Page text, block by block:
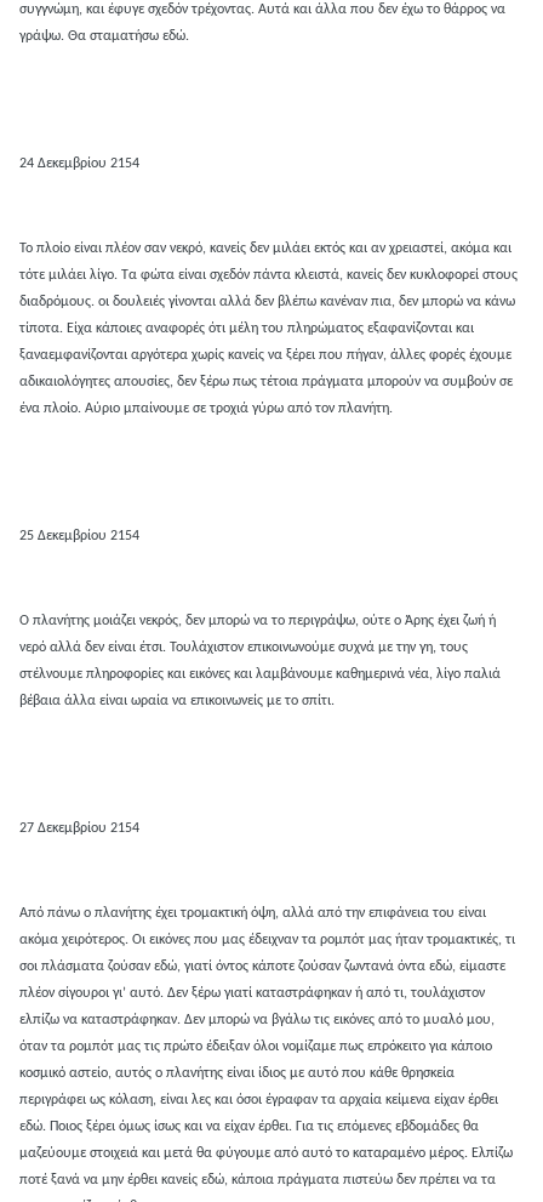
συγγνώμη, και έφυγε σχεδόν τρέχοντας. Αυτά και άλλα που δεν έχω το θάρρος να
γράψω. Θα σταματήσω εδώ.
24 Δεκεμβρίου 2154
Το πλοίο είναι πλέον σαν νεκρό, κανείς δεν μιλάει εκτός και αν χρειαστεί, ακόμα και
τότε μιλάει λίγο. Τα φώτα είναι σχεδόν πάντα κλειστά, κανείς δεν κυκλοφορεί στους
διαδρόμους. οι δουλειές γίνονται αλλά δεν βλέπω κανέναν πια, δεν μπορώ να κάνω
τίποτα. Είχα κάποιες αναφορές ότι μέλη του πληρώματος εξαφανίζονται και
ξαναεμφανίζονται αργότερα χωρίς κανείς να ξέρει που πήγαν, άλλες φορές έχουμε
αδικαιολόγητες απουσίες, δεν ξέρω πως τέτοια πράγματα μπορούν να συμβούν σε
ένα πλοίο. Αύριο μπαίνουμε σε τροχιά γύρω από τον πλανήτη.
25 Δεκεμβρίου 2154
Ο πλανήτης μοιάζει νεκρός, δεν μπορώ να το περιγράψω, ούτε ο Άρης έχει ζωή ή
νερό αλλά δεν είναι έτσι. Τουλάχιστον επικοινωνούμε συχνά με την γη, τους
στέλνουμε πληροφορίες και εικόνες και λαμβάνουμε καθημερινά νέα, λίγο παλιά
βέβαια άλλα είναι ωραία να επικοινωνείς με το σπίτι.
27 Δεκεμβρίου 2154
Από πάνω ο πλανήτης έχει τρομακτική όψη, αλλά από την επιφάνεια του είναι
ακόμα χειρότερος. Οι εικόνες που μας έδειχναν τα ρομπότ μας ήταν τρομακτικές, τι
σοι πλάσματα ζούσαν εδώ, γιατί όντος κάποτε ζούσαν ζωντανά όντα εδώ, είμαστε
πλέον σίγουροι γι’ αυτό. Δεν ξέρω γιατί καταστράφηκαν ή από τι, τουλάχιστον
ελπίζω να καταστράφηκαν. Δεν μπορώ να βγάλω τις εικόνες από το μυαλό μου,
όταν τα ρομπότ μας τις πρώτο έδειξαν όλοι νομίζαμε πως επρόκειτο για κάποιο
κοσμικό αστείο, αυτός ο πλανήτης είναι ίδιος με αυτό που κάθε θρησκεία
περιγράφει ως κόλαση, είναι λες και όσοι έγραφαν τα αρχαία κείμενα είχαν έρθει
εδώ. Ποιος ξέρει όμως ίσως και να είχαν έρθει. Για τις επόμενες εβδομάδες θα
μαζεύουμε στοιχειά και μετά θα φύγουμε από αυτό το καταραμένο μέρος. Ελπίζω
ποτέ ξανά να μην έρθει κανείς εδώ, κάποια πράγματα πιστεύω δεν πρέπει να τα